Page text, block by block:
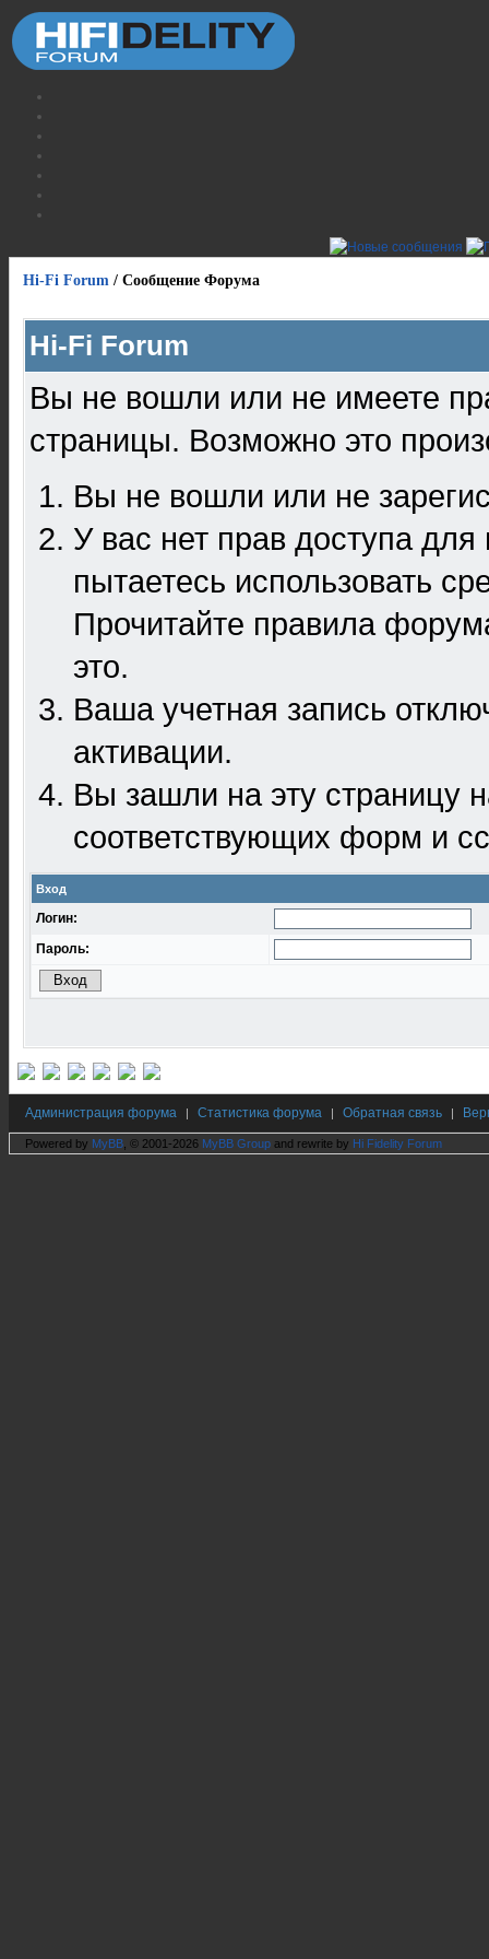
Hi-Fi Forum / Сообщение Форума
Hi-Fi Forum
Вы не вошли или не имеете
страницы. Возможно это
Вы не вошли или не
У вас нет прав доступа
пытаетесь использовать
Прочитайте правила
это.
Ваша учетная запись
активации.
Вы зашли на эту
соответствующих форм и
Вход
Логин:
Пароль:
Администрация форума | Статистика форума | Обратная связь |
Powered by MyBB , © 2001-2026 MyBB Group and rewrite by Hi Fidelity Forum